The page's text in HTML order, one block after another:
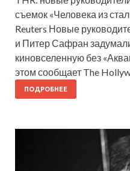
съемок «Человека из
Reuters Новые
и Питер Сафран
киновселенную без
этом сообщает The
ПОДРОБНЕЕ